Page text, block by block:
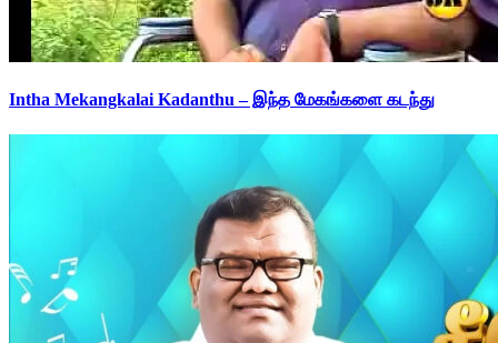
Intha Mekangkalai Kadanthu – இந்த மேகங்களை கடந்து